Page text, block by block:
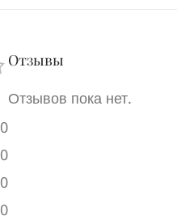
0
0
0
0
Отзывы
Отзывов пока нет.